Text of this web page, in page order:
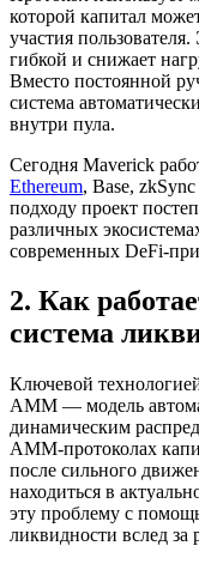
которой капитал
участия
гибкой и снижает
Вместо постоянной
система
внутри пула.
Сегодня Maverick
Ethereum, Base,
подходу проект
различных
современных DeFi-
2. Как
система
Ключевой
AMM — модель
динамическим
AMM-протоколах
после сильного
находиться в
эту проблему с
ликвидности вслед